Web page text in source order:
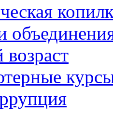
возраст